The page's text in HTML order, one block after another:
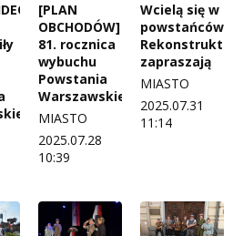
[PLAN
OBCHODÓW]
81. rocznica
wybuchu
Powstania
Warszawskiego
MIASTO
2025.07.28
10:39
Wcielą się w
powstańców.
zapraszają
MIASTO
2025.07.31
11:14